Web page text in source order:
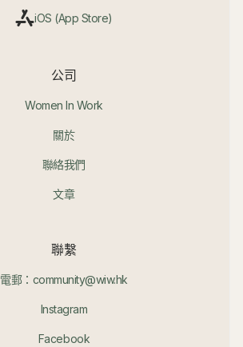
iOS (App Store)
公司
Women In Work
關於
聯絡我們
文章
聯繫
電郵：community@wiw.hk
Instagram
Facebook